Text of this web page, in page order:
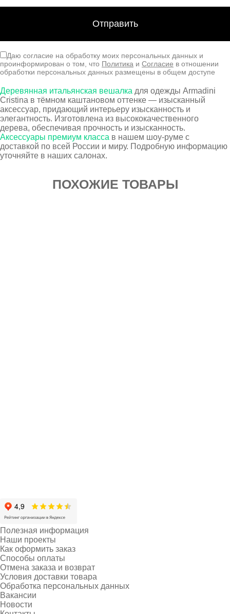
Даю согласие на обработку моих персональных данных и
проинформирован о том, что Политика и Согласие в отношении
обработки персональных данных размещены в общем доступе
Деревянная итальянская вешалка для одежды Armadini
Cristina в тёмном каштановом оттенке — изысканный
аксессуар, придающий интерьеру изысканность и
элегантность. Изготовлена из высококачественного
дерева, обеспечивая прочность и изысканность.
Аксессуары премиум класса в нашем шоу-руме с
доставкой по всей России и миру. Подробную информацию
уточняйте в наших салонах.
ПОХОЖИЕ ТОВАРЫ
Полезная информация
Наши проекты
Как оформить заказ
Способы оплаты
Отмена заказа и возврат
Условия доставки товара
Обработка персональных данных
Вакансии
Новости